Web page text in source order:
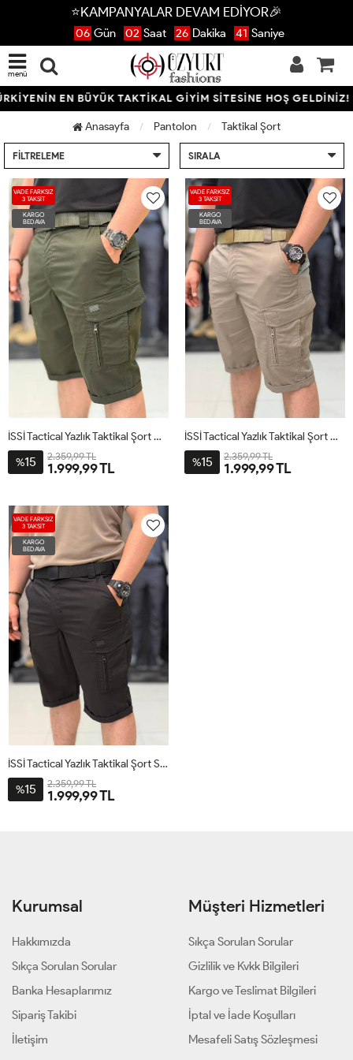
⭐KAMPANYALAR DEVAM EDİYOR🎉
06 Gün 02 Saat 26 Dakika 40 Saniye
menü
EN BÜYÜK TAKTİKAL GİYİM SİTESİNE HOŞ GELDİNİZ!
Anasayfa Pantolon Taktikal Şort
FILTRELEME SIRALA
VADE FARKSIZ
3 TAKSİT
KARGO
BEDAVA
İSSİ Tactical Yazlık Taktikal Şort Haki
%15 2.359,99 TL
1.999,99 TL
VADE FARKSIZ
3 TAKSİT
KARGO
BEDAVA
İSSİ Tactical Yazlık Taktikal Şort Çöl
%15 2.359,99 TL
1.999,99 TL
VADE FARKSIZ
3 TAKSİT
KARGO
BEDAVA
İSSİ Tactical Yazlık Taktikal Şort Siyah
%15 2.359,99 TL
1.999,99 TL
Kurumsal
Hakkımızda
Sıkça Sorulan Sorular
Banka Hesaplarımız
Sipariş Takibi
İletişim
Müşteri Hizmetleri
Sıkça Sorulan Sorular
Gizlilik ve Kvkk Bilgileri
Kargo ve Teslimat Bilgileri
İptal ve İade Koşulları
Mesafeli Satış Sözleşmesi